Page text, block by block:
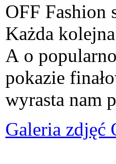
OFF Fashion
Każda
A o
pokazie
wyrasta nam
Galeria zdjęć